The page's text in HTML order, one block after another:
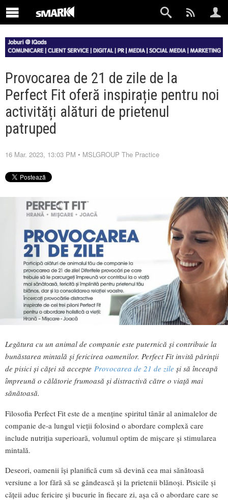
Provocarea de 21 de zile de la
Perfect Fit oferă inspirație pentru noi
activități alături de prietenul
patruped
16 Mar. 2023, 13:03 PM • MSLGROUP The Practice
Legătura cu un animal de companie este puternică și contribuie la
bunăstarea mintală și fericirea oamenilor. Perfect Fit invită părinții
de pisici și căței să accepte Provocarea de 21 de zile și să înceapă
împreună o călătorie frumoasă și distractivă către o viață mai
sănătoasă.
Filosofia Perfect Fit este de a menține spiritul tânăr al animalelor de
companie de-a lungul vieții folosind o abordare complexă care
include nutriția superioară, volumul optim de mișcare și stimularea
mintală.
Deseori, oamenii își planifică cum să devină cea mai sănătoasă
versiune a lor fără să se gândească și la prietenii blănoși. Pisicile și
cățeii aduc fericire și bucurie în fiecare zi, așa că o abordare care se